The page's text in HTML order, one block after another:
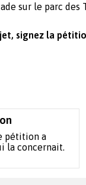
sur le parc des
signez la
pétition a
la concernait.